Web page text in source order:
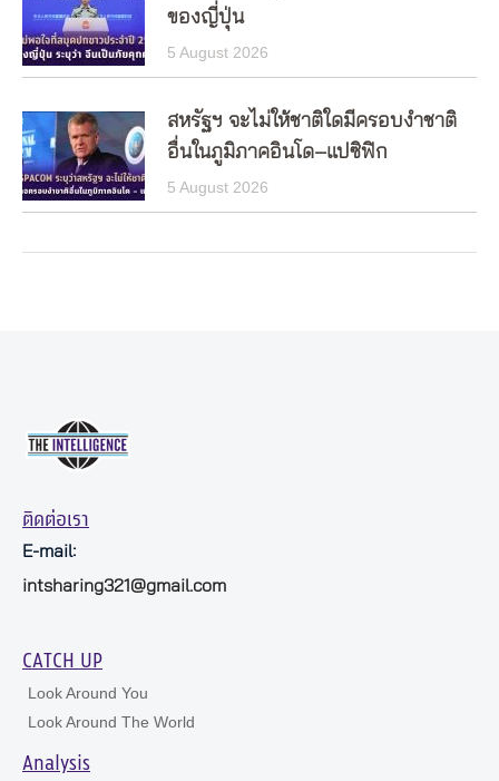
ของญี่ปุ่น
5 August 2026
สหรัฐฯ จะไม่ให้ชาติใดมีครอบงำชาติ
อื่นในภูมิภาคอินโด–แปซิฟิก
5 August 2026
ติดต่อเรา
E-mail:
intsharing321@gmail.com
CATCH UP
Look Around You
Look Around The World
Analysis